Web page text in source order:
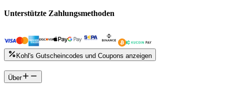
Unterstützte Zahlungsmethoden
Kohl's Gutscheincodes und Coupons anzeigen
Über